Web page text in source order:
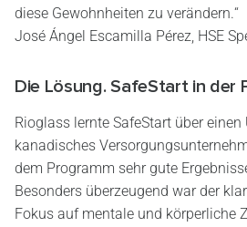
diese Gewohnheiten zu verändern.“
José Ángel Escamilla Pérez, HSE
Die Lösung. SafeStart in der
Rioglass lernte SafeStart über einen
kanadisches
dem Programm sehr gute
Besonders überzeugend war der
Fokus auf mentale und körperliche